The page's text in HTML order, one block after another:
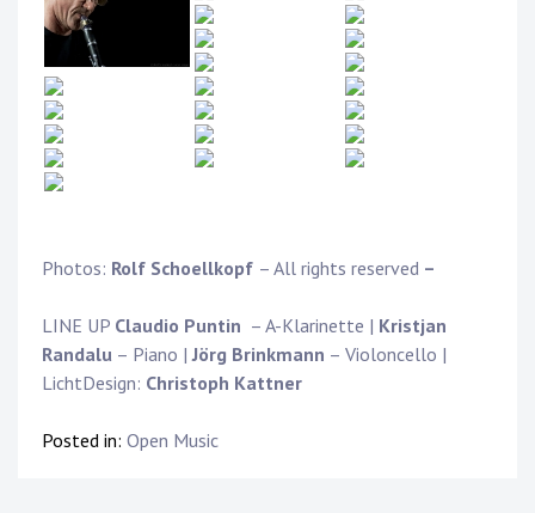
Photos: Rolf Schoellkopf – All rights reserved –
LINE UP Claudio Puntin – A-Klarinette | Kristjan
Randalu – Piano |Jörg Brinkmann – Violoncello |
LichtDesign: Christoph Kattner
Posted in: Open Music